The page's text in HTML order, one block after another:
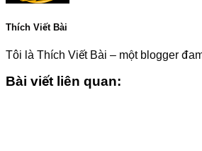
Thích Viết Bài
Tôi là Thích Viết Bài – một blogger
Bài viết liên quan: